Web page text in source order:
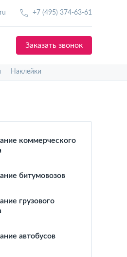
+7 (495) 374-63-61
Заказать звонок
Наклейки
коммерческого
битумовозов
грузового
автобусов